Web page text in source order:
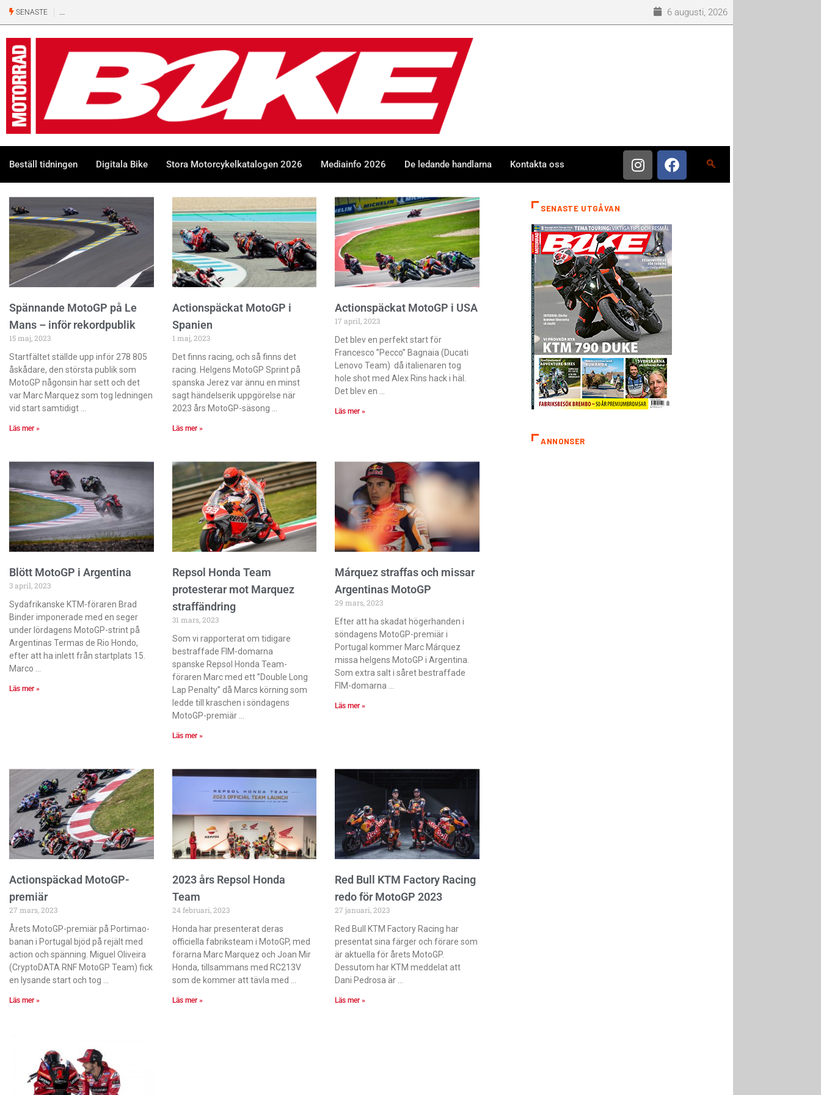
SENASTE 6 augusti, 2026
Beställ tidningen Digitala Bike Stora Motorcykelkatalogen 2026 Mediainfo 2026 De ledande handlarna Kontakta oss
Spännande MotoGP på Le
Mans – inför rekordpublik
15 maj, 2023
Startfältet ställde upp inför 278 805
åskådare, den största publik som
MotoGP någonsin har sett och det
var Marc Marquez som tog ledningen
vid start samtidigt
Läs mer »
Actionspäckat MotoGP i
Spanien
1 maj, 2023
Det finns racing, och så finns det
racing. Helgens MotoGP Sprint på
spanska Jerez var ännu en minst
sagt händelserik uppgörelse när
2023 års MotoGP-säsong
Läs mer »
Actionspäckat MotoGP i USA
17 april, 2023
Det blev en perfekt start för
Francesco ”Pecco” Bagnaia (Ducati
Lenovo Team) då italienaren tog
hole shot med Alex Rins hack i häl.
Det blev en
Läs mer »
Blött MotoGP i Argentina
3 april, 2023
Sydafrikanske KTM-föraren Brad
Binder imponerade med en seger
under lördagens MotoGP-strint på
Argentinas Termas de Rio Hondo,
efter att ha inlett från startplats 15.
Marco
Läs mer »
Repsol Honda Team
protesterar mot Marquez
straffändring
31 mars, 2023
Som vi rapporterat om tidigare
bestraffade FIM-domarna
spanske Repsol Honda Team-
föraren Marc med ett ”Double Long
Lap Penalty” då Marcs körning som
ledde till kraschen i söndagens
MotoGP-premiär
Läs mer »
Márquez straffas och missar
Argentinas MotoGP
29 mars, 2023
Efter att ha skadat högerhanden i
söndagens MotoGP-premiär i
Portugal kommer Marc Márquez
missa helgens MotoGP i Argentina.
Som extra salt i såret bestraffade
FIM-domarna
Läs mer »
Actionspäckad MotoGP-
premiär
27 mars, 2023
Årets MotoGP-premiär på Portimao-
banan i Portugal bjöd på rejält med
action och spänning. Miguel Oliveira
(CryptoDATA RNF MotoGP Team) fick
en lysande start och tog
Läs mer »
2023 års Repsol Honda
Team
24 februari, 2023
Honda har presenterat deras
officiella fabriksteam i MotoGP, med
förarna Marc Marquez och Joan Mir
Honda, tillsammans med RC213V
som de kommer att tävla med
Läs mer »
Red Bull KTM Factory Racing
redo för MotoGP 2023
27 januari, 2023
Red Bull KTM Factory Racing har
presentat sina färger och förare som
är aktuella för årets MotoGP.
Dessutom har KTM meddelat att
Dani Pedrosa är
Läs mer »
SENASTE UTGÅVAN
ANNONSER